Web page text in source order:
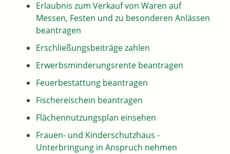
Erlaubnis zum Verkauf von Waren auf
Messen, Festen und zu besonderen Anlässen
beantragen
Erschließungsbeiträge zahlen
Erwerbsminderungsrente beantragen
Feuerbestattung beantragen
Fischereischein beantragen
Flächennutzungsplan einsehen
Frauen- und Kinderschutzhaus -
Unterbringung in Anspruch nehmen